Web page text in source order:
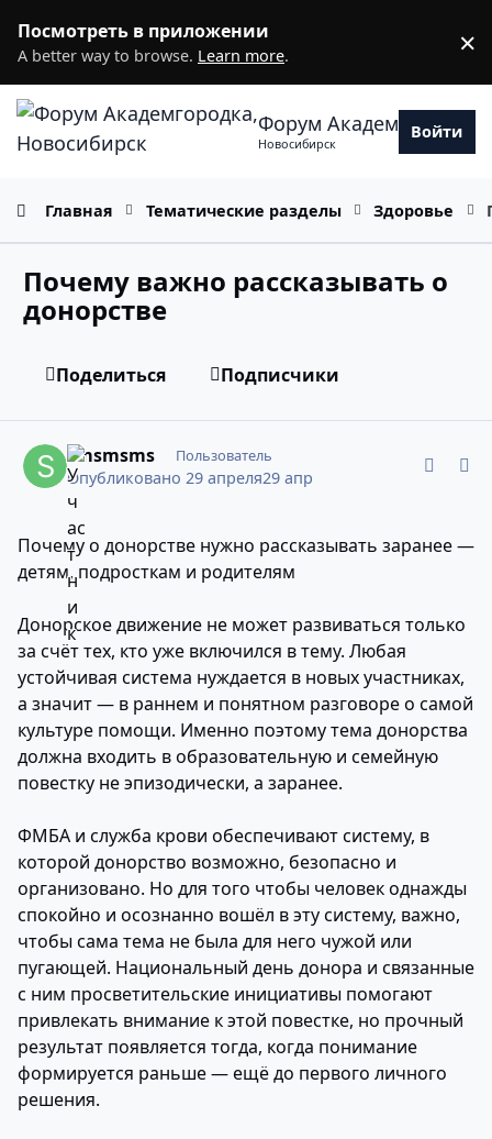
Посмотреть в приложении
A better way to browse. Learn more. ×
Форум Академгородка
Новосибирск
Войти
Главная Тематические разделы Здоровье
Почему важно рассказывать о
донорстве
Поделиться Подписчики
smsmsms Пользователь
Опубликовано 29 апреля29 апр
Почему о донорстве нужно рассказывать заранее —
детям, подросткам и родителям
Донорское движение не может развиваться только
за счёт тех, кто уже включился в тему. Любая
устойчивая система нуждается в новых участниках,
а значит — в раннем и понятном разговоре о самой
культуре помощи. Именно поэтому тема донорства
должна входить в образовательную и семейную
повестку не эпизодически, а заранее.
ФМБА и служба крови обеспечивают систему, в
которой донорство возможно, безопасно и
организовано. Но для того чтобы человек однажды
спокойно и осознанно вошёл в эту систему, важно,
чтобы сама тема не была для него чужой или
пугающей. Национальный день донора и связанные
с ним просветительские инициативы помогают
привлекать внимание к этой повестке, но прочный
результат появляется тогда, когда понимание
формируется раньше — ещё до первого личного
решения.